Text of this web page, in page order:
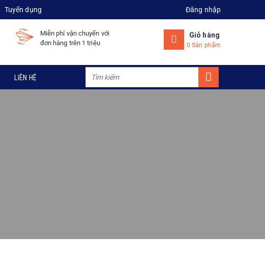
Tuyển dụng Đăng nhập
Miễn phí vận chuyển với
đơn hàng trên 1 triệu
Giỏ hàng
0 Sản phẩm
LIÊN HỆ